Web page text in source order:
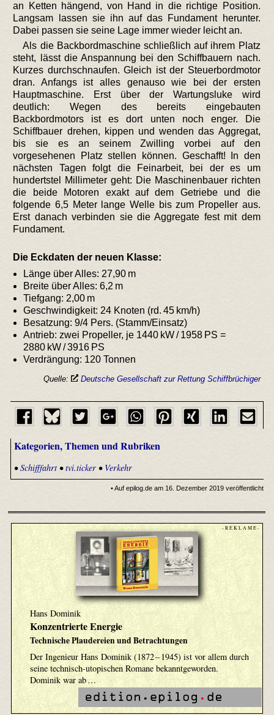
an Ketten hängend, von Hand in die richtige Position.
Langsam lassen sie ihn auf das Fundament herunter.
Dabei passen sie seine Lage immer wieder leicht an.
Als die Backbordmaschine schließlich auf ihrem Platz
steht, lässt die Anspannung bei den Schiffbauern nach.
Kurzes durchschnaufen. Gleich ist der Steuerbordmotor
dran. Anfangs ist alles genauso wie bei der ersten
Hauptmaschine. Erst über der Wartungsluke wird
deutlich: Wegen des bereits eingebauten
Backbordmotors ist es dort unten noch enger. Die
Schiffbauer drehen, kippen und wenden das Aggregat,
bis sie es an seinem Zwilling vorbei auf den
vorgesehenen Platz stellen können. Geschafft! In den
nächsten Tagen folgt die Feinarbeit, bei der es um
hundertstel Millimeter geht: Die Maschinenbauer richten
die beide Motoren exakt auf dem Getriebe und die
folgende 6,5 Meter lange Welle bis zum Propeller aus.
Erst danach verbinden sie die Aggregate fest mit dem
Fundament.
Die Eckdaten der neuen Klasse:
Länge über Alles: 27,90 m
Breite über Alles: 6,2 m
Tiefgang: 2,00 m
Geschwindigkeit: 24 Knoten (rd. 45 km/h)
Besatzung: 9/4 Pers. (Stamm/Einsatz)
Antrieb: zwei Propeller, je 1440 kW / 1958 PS =
2880 kW / 3916 PS
Verdrängung: 120 Tonnen
Quelle: Deutsche Gesellschaft zur Rettung Schiffbrüchiger
Kategorien, Themen und Rubriken
•Schifffahrt•tvi.ticker• Verkehr
• Auf epilog.de am 16. Dezember 2019 veröffentlicht
- R E K L A M E -
Hans Dominik
Konzentrierte Energie
Technische Plaudereien und Betrachtungen
Der Ingenieur Hans Dominik (1872 – 1945) ist vor allem durch
seine technisch-utopischen Romane bekanntgeworden.
Dominik war ab …